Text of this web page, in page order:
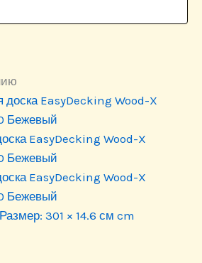
EasyDecking Wood-X
Бежевый
EasyDecking Wood-X
Бежевый
Размер: 301 × 14.6 см cm